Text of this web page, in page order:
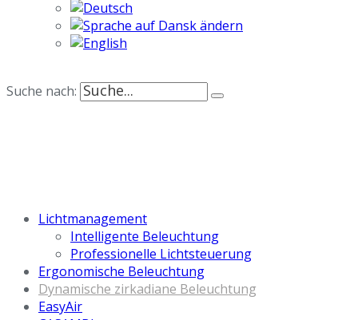
Suche nach:
Lichtmanagement
Intelligente Beleuchtung
Professionelle Lichtsteuerung
Ergonomische Beleuchtung
Dynamische zirkadiane Beleuchtung
EasyAir